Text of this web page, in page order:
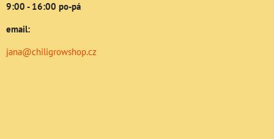
9:00 - 16:00 po-pá
email:
jana@chiligrowshop.cz